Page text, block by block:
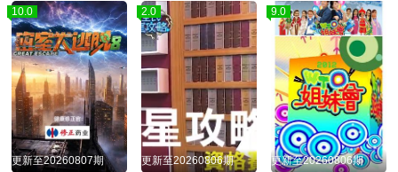
10.0
更新至20260807期
2.0
更新至20260806期
9.0
更新至20260806期